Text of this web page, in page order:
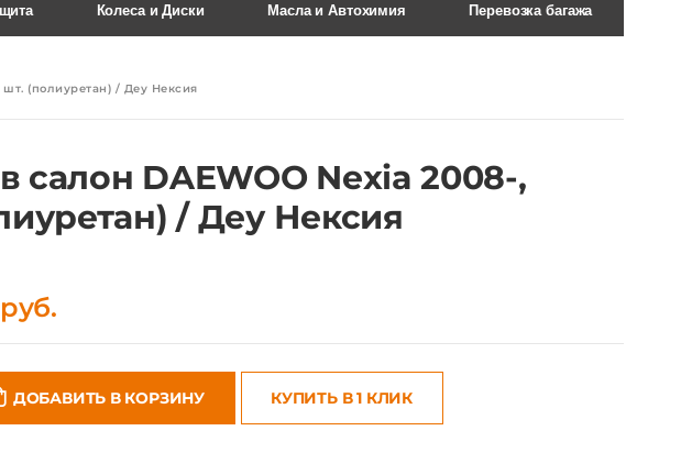
Колеса и Диски Масла и Автохимия Перевозка багажа
(полиуретан) / Деу Нексия
салон DAEWOO Nexia 2008-,
/ Деу Нексия
ДОБАВИТЬ В КОРЗИНУ КУПИТЬ В 1 КЛИК